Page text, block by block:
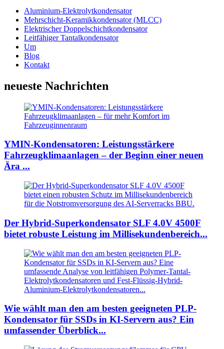
Aluminium-Elektrolytkondensator
Mehrschicht-Keramikkondensator (MLCC)
Elektrischer Doppelschichtkondensator
Leitfähiger Tantalkondensator
Um
Blog
Kontakt
neueste Nachrichten
YMIN-Kondensatoren: Leistungsstärkere
Fahrzeugklimaanlagen – der Beginn einer neuen
Ära ...
Der Hybrid-Superkondensator SLF 4.0V 4500F
bietet robuste Leistung im Millisekundenbereich...
Wie wählt man den am besten geeigneten PLP-
Kondensator für SSDs in KI-Servern aus? Ein
umfassender Überblick...